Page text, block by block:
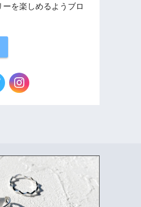
を楽しめるようブロ